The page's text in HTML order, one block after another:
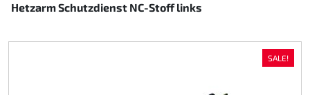
Hetzarm Schutzdienst NC-Stoff links
SALE!